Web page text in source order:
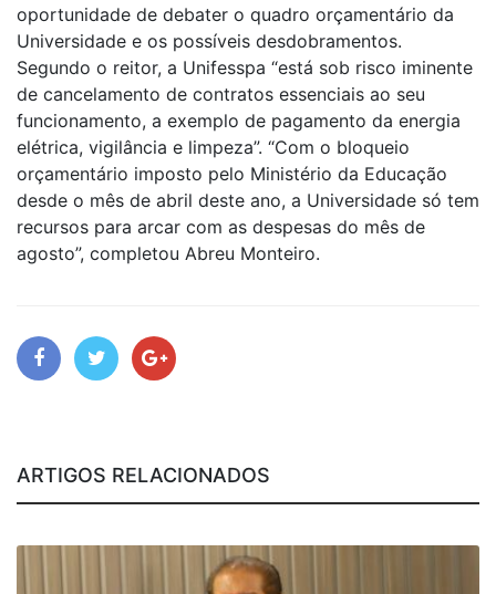
oportunidade de debater o quadro orçamentário da
Universidade e os possíveis desdobramentos.
Segundo o reitor, a Unifesspa “está sob risco iminente
de cancelamento de contratos essenciais ao seu
funcionamento, a exemplo de pagamento da energia
elétrica, vigilância e limpeza”. “Com o bloqueio
orçamentário imposto pelo Ministério da Educação
desde o mês de abril deste ano, a Universidade só tem
recursos para arcar com as despesas do mês de
agosto”, completou Abreu Monteiro.
ARTIGOS RELACIONADOS